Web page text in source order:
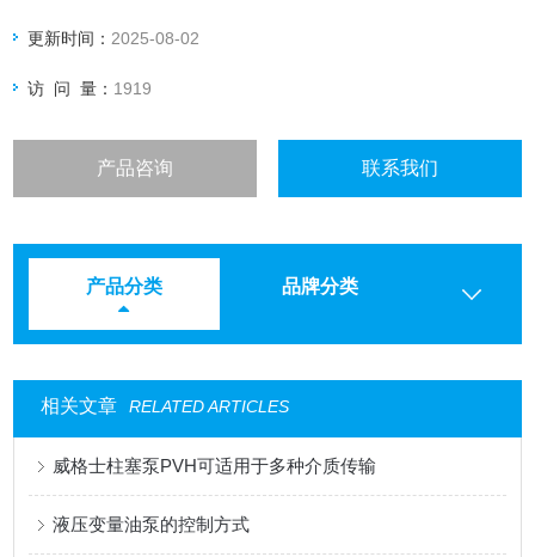
更新时间： 2025-08-02
访 问 量： 1919
产品咨询 联系我们
产品分类 品牌分类
相关文章 RELATED ARTICLES
威格士柱塞泵PVH可适用于多种介质传输
液压变量油泵的控制方式